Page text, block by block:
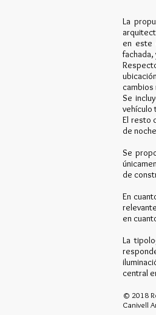
La
en este
fachada,
cambios
Se
vehículo
El resto
de
Se
de
En
en
La
central
© 2018
Canivell